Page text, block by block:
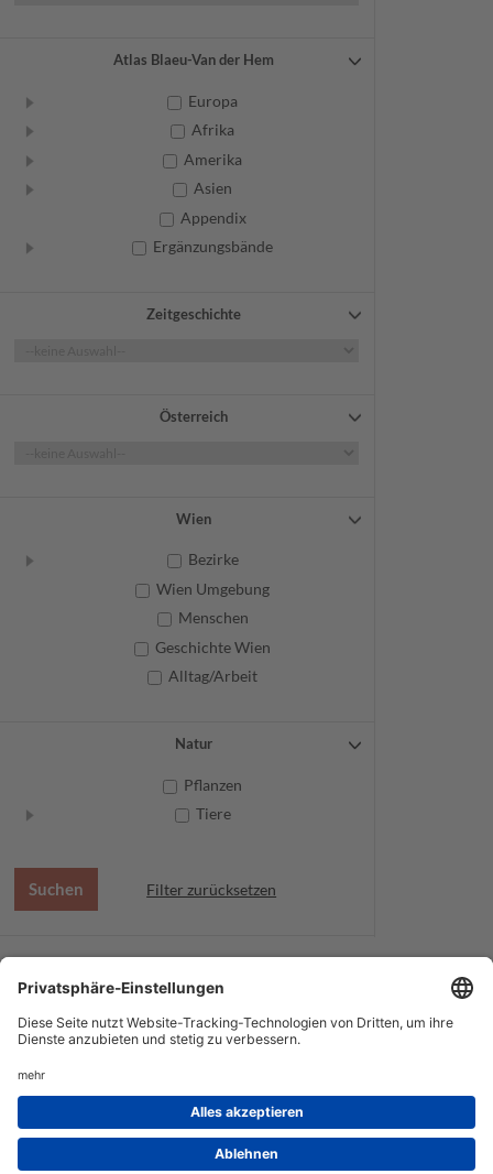
Weitere
Atlas Blaeu-Van der Hem
Europa
Afrika
Amerika
Asien
Appendix
Ergänzungsbände
Zeitgeschichte
Österreich
Wien
Bezirke
Wien Umgebung
Menschen
Geschichte Wien
Alltag/Arbeit
Natur
Pflanzen
Tiere
Filter zurücksetzen
Datenschutz
Service